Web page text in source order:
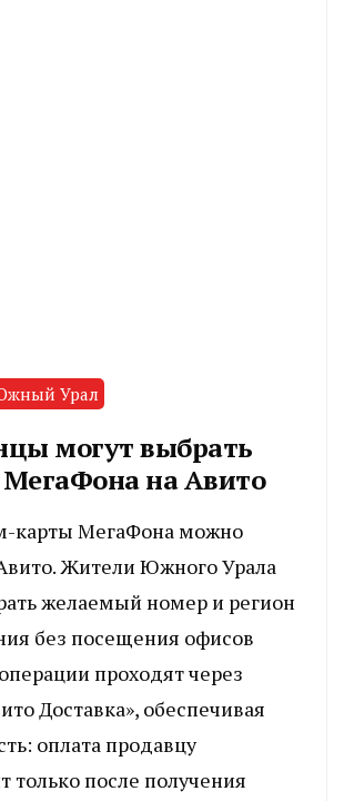
Урал
могут выбрать
на Авито
карты МегаФона можно
Жители Южного Урала
желаемый номер и регион
без посещения офисов
проходят через
Доставка», обеспечивая
оплата продавцу
только после получения